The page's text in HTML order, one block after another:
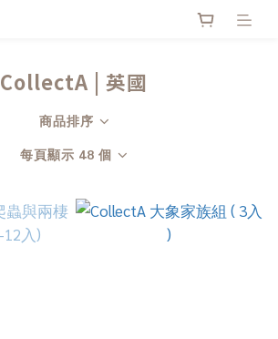
CollectA | 英國
商品排序
每頁顯示 48 個